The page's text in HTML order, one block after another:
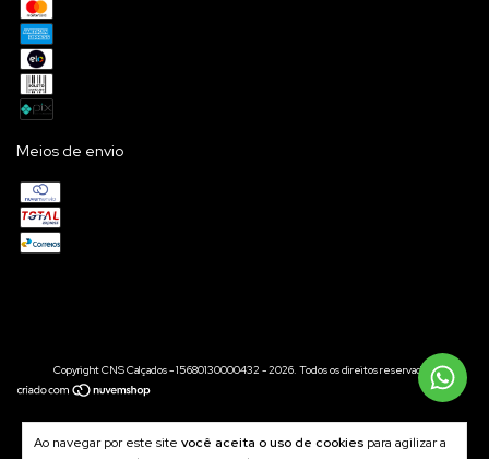
Ao navegar por este site você aceita o uso de cookies para agilizar a
Meios de envio
Copyright CNS Calçados - 15680130000432 - 2026. Todos os direitos reservados.